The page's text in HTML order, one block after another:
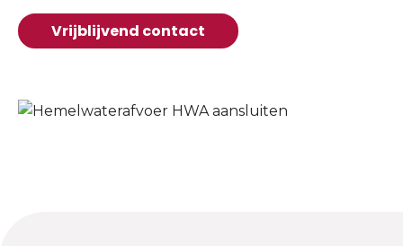
Vrijblijvend contact